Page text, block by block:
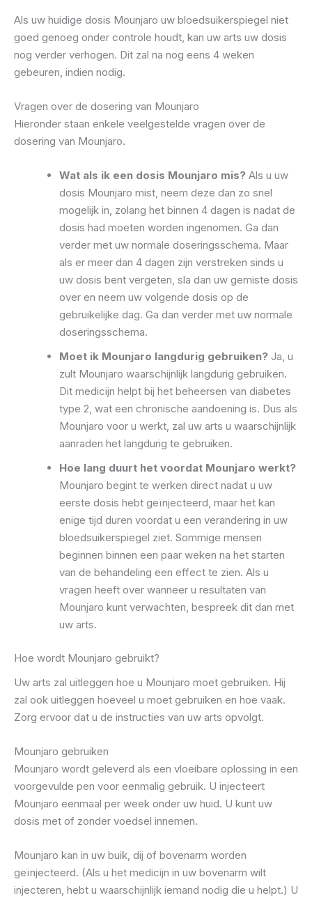
Als uw huidige dosis Mounjaro uw bloedsuikerspiegel niet
goed genoeg onder controle houdt, kan uw arts uw dosis
nog verder verhogen. Dit zal na nog eens 4 weken
gebeuren, indien nodig.
Vragen over de dosering van Mounjaro
Hieronder staan ​​enkele veelgestelde vragen over de
dosering van Mounjaro.
Wat als ik een dosis Mounjaro mis? Als u uw
dosis Mounjaro mist, neem deze dan zo snel
mogelijk in, zolang het binnen 4 dagen is nadat de
dosis had moeten worden ingenomen. Ga dan
verder met uw normale doseringsschema. Maar
als er meer dan 4 dagen zijn verstreken sinds u
uw dosis bent vergeten, sla dan uw gemiste dosis
over en neem uw volgende dosis op de
gebruikelijke dag. Ga dan verder met uw normale
doseringsschema.
Moet ik Mounjaro langdurig gebruiken? Ja, u
zult Mounjaro waarschijnlijk langdurig gebruiken.
Dit medicijn helpt bij het beheersen van diabetes
type 2, wat een chronische aandoening is. Dus als
Mounjaro voor u werkt, zal uw arts u waarschijnlijk
aanraden het langdurig te gebruiken.
Hoe lang duurt het voordat Mounjaro werkt?
Mounjaro begint te werken direct nadat u uw
eerste dosis hebt geïnjecteerd, maar het kan
enige tijd duren voordat u een verandering in uw
bloedsuikerspiegel ziet. Sommige mensen
beginnen binnen een paar weken na het starten
van de behandeling een effect te zien. Als u
vragen heeft over wanneer u resultaten van
Mounjaro kunt verwachten, bespreek dit dan met
uw arts.
Hoe wordt Mounjaro gebruikt?
Uw arts zal uitleggen hoe u Mounjaro moet gebruiken. Hij
zal ook uitleggen hoeveel u moet gebruiken en hoe vaak.
Zorg ervoor dat u de instructies van uw arts opvolgt.
Mounjaro gebruiken
Mounjaro wordt geleverd als een vloeibare oplossing in een
voorgevulde pen voor eenmalig gebruik. U injecteert
Mounjaro eenmaal per week onder uw huid. U kunt uw
dosis met of zonder voedsel innemen.
Mounjaro kan in uw buik, dij of bovenarm worden
geïnjecteerd. (Als u het medicijn in uw bovenarm wilt
injecteren, hebt u waarschijnlijk iemand nodig die u helpt.) U